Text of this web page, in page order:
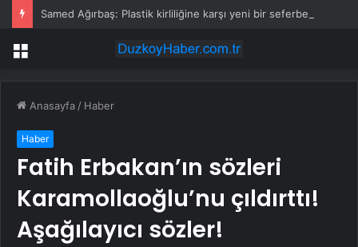
Menü
Anasayfa / Haber
Haber
Fatih Erbakan’ın sözleri
Karamollaoğlu’nu çıldırttı!
Aşağılayıcı sözler!